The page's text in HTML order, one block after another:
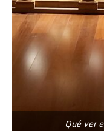
Qué ver